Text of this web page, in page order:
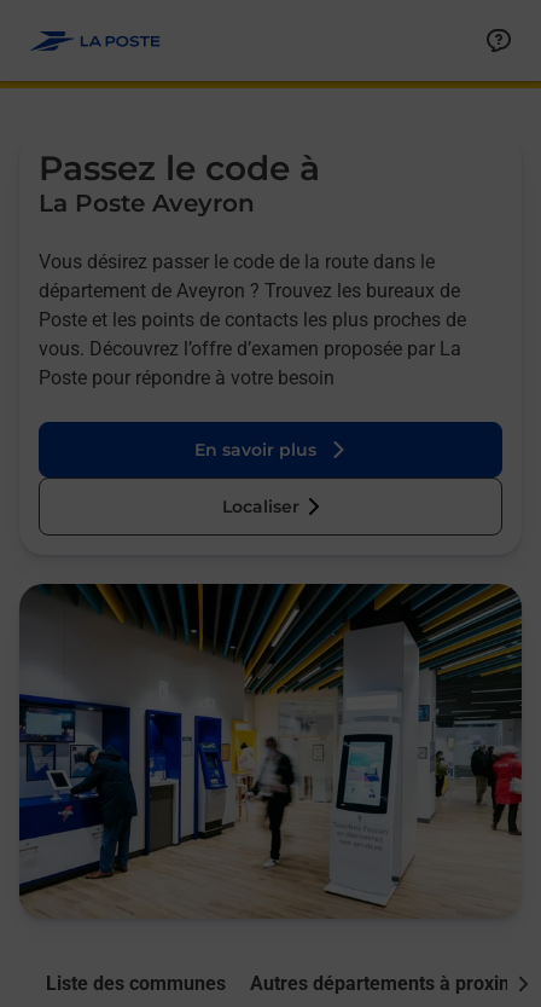
Passez le code à
La Poste Aveyron
Vous désirez passer le code de la route dans le
département de Aveyron ? Trouvez les bureaux de
Poste et les points de contacts les plus proches de
vous. Découvrez l’offre d’examen proposée par La
Poste pour répondre à votre besoin
En savoir plus
Localiser
Liste des communes Autres départements à proximité